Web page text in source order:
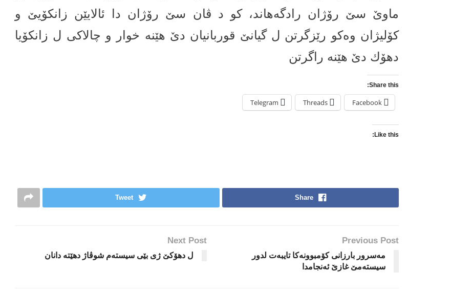
ماوێ سێ رۆژان رادگەهاند، كو د ڤان سێ رۆژان دا ئالایێن زانكۆیێ و
كۆلیژان وەكو رێزگرتن ل گیانێ قوربانیان دێ هێنە خوار و چالاكی ل زانكۆیا
دهۆك دێ هێنە راگرتن
Share this:
Facebook
Threads
Telegram
Like this:
Share
Tweet
Previous Post
مه‌سرور بارزانى كۆمبوونه‌كا تایبه‌ت لدور
سیسته‌مێ غازێ ئه‌نجامدا
Next Post
ل دهۆكێ ژی بێی سیسته‌م شوڤاژ دهێته‌ دانان